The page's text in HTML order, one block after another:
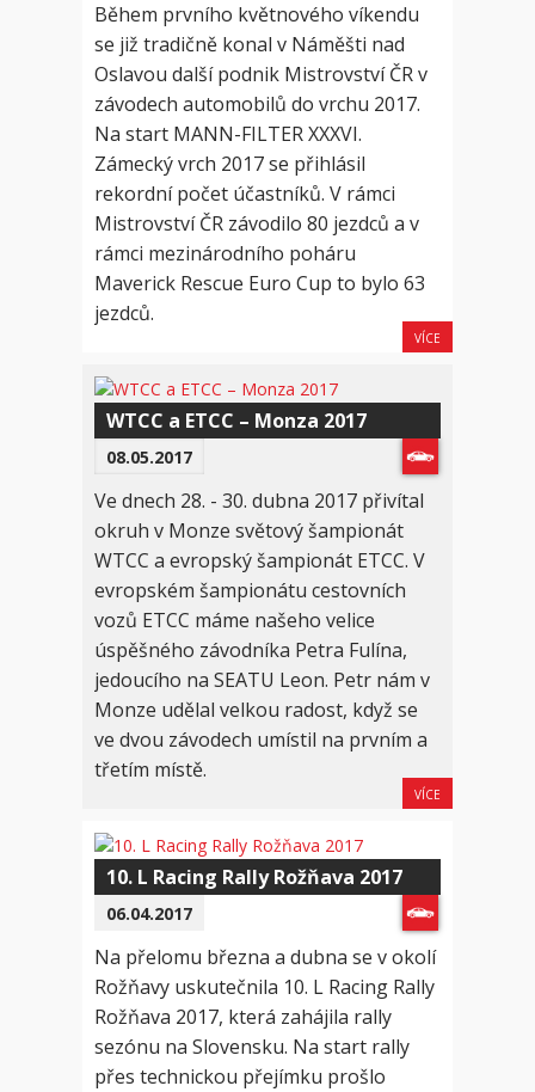
Během prvního květnového víkendu
se již tradičně konal v Náměšti nad
Oslavou další podnik Mistrovství ČR v
závodech automobilů do vrchu 2017.
Na start MANN-FILTER XXXVI.
Zámecký vrch 2017 se přihlásil
rekordní počet účastníků. V rámci
Mistrovství ČR závodilo 80 jezdců a v
rámci mezinárodního poháru
Maverick Rescue Euro Cup to bylo 63
jezdců.
VÍCE
WTCC a ETCC – Monza 2017
08.05.2017
Ve dnech 28. - 30. dubna 2017 přivítal
okruh v Monze světový šampionát
WTCC a evropský šampionát ETCC. V
evropském šampionátu cestovních
vozů ETCC máme našeho velice
úspěšného závodníka Petra Fulína,
jedoucího na SEATU Leon. Petr nám v
Monze udělal velkou radost, když se
ve dvou závodech umístil na prvním a
třetím místě.
VÍCE
10. L Racing Rally Rožňava 2017
06.04.2017
Na přelomu března a dubna se v okolí
Rožňavy uskutečnila 10. L Racing Rally
Rožňava 2017, která zahájila rally
sezónu na Slovensku. Na start rally
přes technickou přejímku prošlo